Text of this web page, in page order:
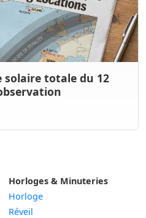
solaire totale du 12
Horloges & Minuteries
Horloge
Réveil